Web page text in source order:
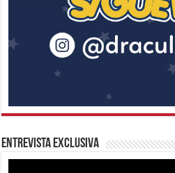
Entrevista Exclusiva